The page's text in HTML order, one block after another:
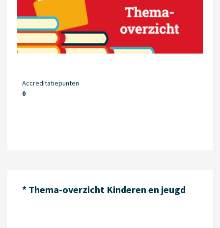
Accreditatiepunten
0
* Thema-overzicht Kinderen en jeugd